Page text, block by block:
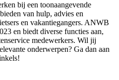
bij een toonaangevende
van hulp, advies en
en vakantiegangers. ANWB
en biedt diverse functies aan,
medewerkers. Wil jij
onderwerpen? Ga dan aan